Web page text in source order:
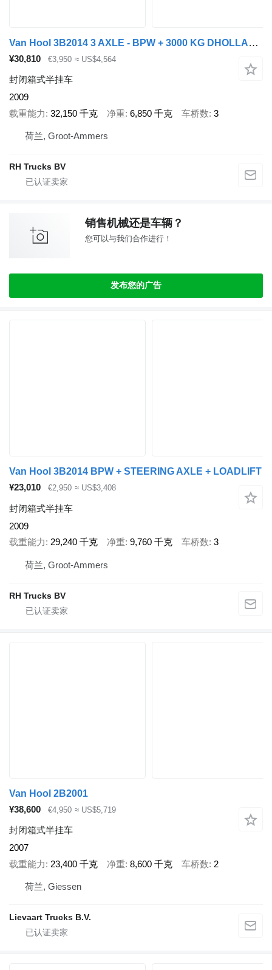
Van Hool 3B2014 3 AXLE - BPW + 3000 KG DHOLLANDIA LIFT
¥30,810 €3,950 ≈ US$4,564
封闭箱式半挂车
2009
载重能力 32,150 千克 净重 6,850 千克 车桥数 3
荷兰, Groot-Ammers
RH Trucks BV
销售机械还是车辆？
您可以与我们合作进行！
发布您的广告
Van Hool 3B2014 BPW + STEERING AXLE + LOADLIFT
¥23,010
€2,950 ≈ US$3,408
封闭箱式半挂车
2009
载重能力
29,240 千克 净重 9,760 千克 车桥数 3
荷兰, Groot-Ammers
RH Trucks BV
Van Hool 2B2001
¥38,600
€4,950 ≈ US$5,719
封闭箱式半挂车
2007
载重能力
23,400 千克 净重 8,600 千克 车桥数 2
荷兰, Giessen
Lievaart Trucks B.V.